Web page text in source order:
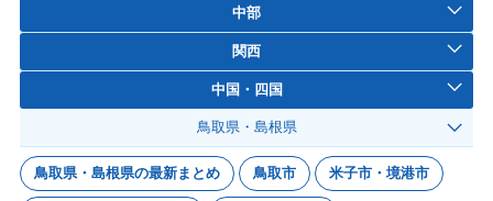
中部
関西
中国・四国
鳥取県・島根県
鳥取県・島根県の最新まとめ 鳥取市 米子市・境港市